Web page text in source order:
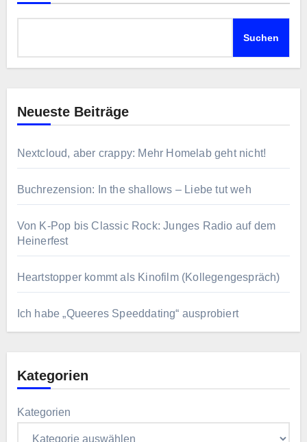
Suchen
Neueste Beiträge
Nextcloud, aber crappy: Mehr Homelab geht nicht!
Buchrezension: In the shallows – Liebe tut weh
Von K-Pop bis Classic Rock: Junges Radio auf dem
Heinerfest
Heartstopper kommt als Kinofilm (Kollegengespräch)
Ich habe „Queeres Speeddating“ ausprobiert
Kategorien
Kategorien